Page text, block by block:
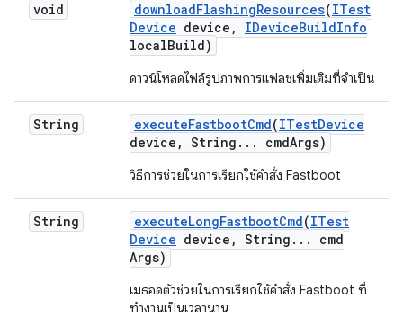
void downloadFlashingResources(ITest
Device device , IDeviceBuildInfo
localBuild)
ดาวน์โหลดไฟล์รูปภาพการแฟลชเพิ่มเติมที่จำเป็น
String executeFastbootCmd(ITestDevice
device , String . . . cmdArgs)
วิธีการช่วยในการเรียกใช้คำสั่ง Fastboot
String executeLongFastbootCmd(ITest
Device device , String . . .
cmd
Args)
เมธอดตัวช่วยในการเรียกใช้คำสั่ง Fastboot ที่
ทำงานเป็นเวลานาน